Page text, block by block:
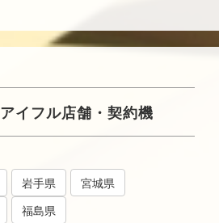
アイフル店舗・契約機
岩手県
宮城県
福島県